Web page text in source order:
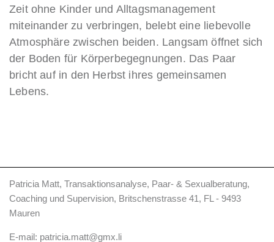
Zeit ohne Kinder und Alltagsmanagement
miteinander zu verbringen, belebt eine liebevolle
Atmosphäre zwischen beiden. Langsam öffnet sich
der Boden für Körperbegegnungen. Das Paar
bricht auf in den Herbst ihres gemeinsamen
Lebens.
Patricia Matt, Transaktionsanalyse, Paar- & Sexualberatung,
Coaching und Supervision, Britschenstrasse 41, FL - 9493
Mauren
E-mail: patricia.matt@gmx.li